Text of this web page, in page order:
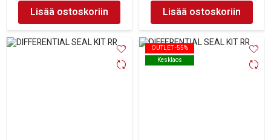
Lisää ostoskoriin Lisää ostoskoriin
OUTLET -55%
Kesklaos
OUTLET -55%
Kesklaos